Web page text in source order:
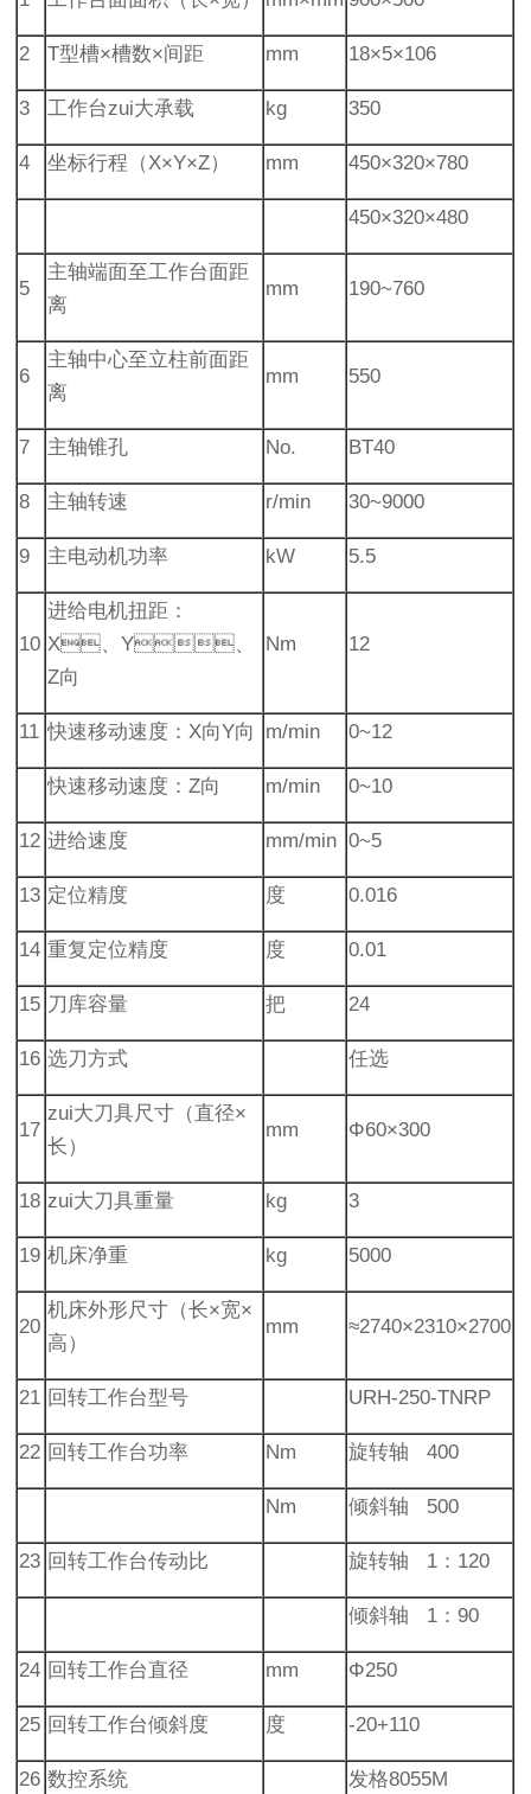
2 T型槽×槽数×间距 mm 18×5×106
3 工作台zui大承载 kg 350
4 坐标行程（X×Y×Z） mm 450×320×780
450×320×480
5
主轴端面至工作台面距
离
mm 190~760
6
主轴中心至立柱前面距
离
mm 550
7 主轴锥孔 No. BT40
8 主轴转速 r/min 30~9000
9 主电动机功率 kW 5.5
10
进给电机扭距：
X、Y、
Z向
Nm 12
11 快速移动速度：X向Y向 m/min 0~12
快速移动速度：Z向 m/min 0~10
12 进给速度 mm/min 0~5
13 定位精度 度 0.016
14 重复定位精度 度 0.01
15 刀库容量 把 24
16 选刀方式 任选
17
zui大刀具尺寸（直径×
长）
mm Φ60×300
18 zui大刀具重量 kg 3
19 机床净重 kg 5000
20
机床外形尺寸（长×宽×
高）
mm ≈2740×2310×2700
21 回转工作台型号 URH-250-TNRP
22 回转工作台功率 Nm 旋转轴 400
Nm 倾斜轴 500
23 回转工作台传动比 旋转轴 1：120
倾斜轴 1：90
24 回转工作台直径 mm Φ250
25 回转工作台倾斜度 度 -20+110
26 数控系统 发格8055M